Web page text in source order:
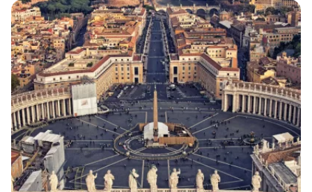
Continuați cu Facebook
Continuați cu e-mailul